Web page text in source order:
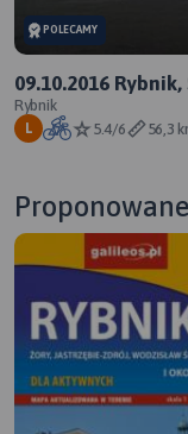
POLECAMY
09.10.2016
(56 km)
Rybnik
L 5.4/6 56,3